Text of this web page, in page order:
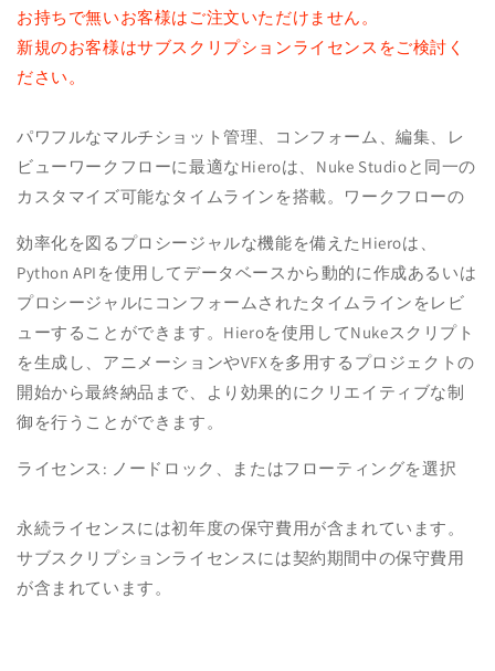
数
量
を
ら
数
量
や
す
お持ちで無いお客様はご注文いただけません。
新規のお客様はサブスクリプションライセンスをご検討く
ださい。
パワフルなマルチショット管理、コンフォーム、編集、レ
ビューワークフローに最適なHieroは、Nuke Studioと同一の
カスタマイズ可能なタイムラインを搭載。ワークフローの
効率化を図るプロシージャルな機能を備えたHieroは、
Python APIを使用してデータベースから動的に作成あるいは
プロシージャルにコンフォームされたタイムラインをレビ
ューすることができます。Hieroを使用してNukeスクリプト
を生成し、アニメーションやVFXを多用するプロジェクトの
開始から最終納品まで、より効果的にクリエイティブな制
御を行うことができます。
ライセンス: ノードロック、またはフローティングを選択
永続ライセンスには初年度の保守費用が含まれています。
サブスクリプションライセンスには契約期間中の保守費用
が含まれています。